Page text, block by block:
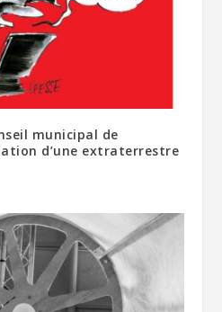
municipal de
d’une extraterrestre